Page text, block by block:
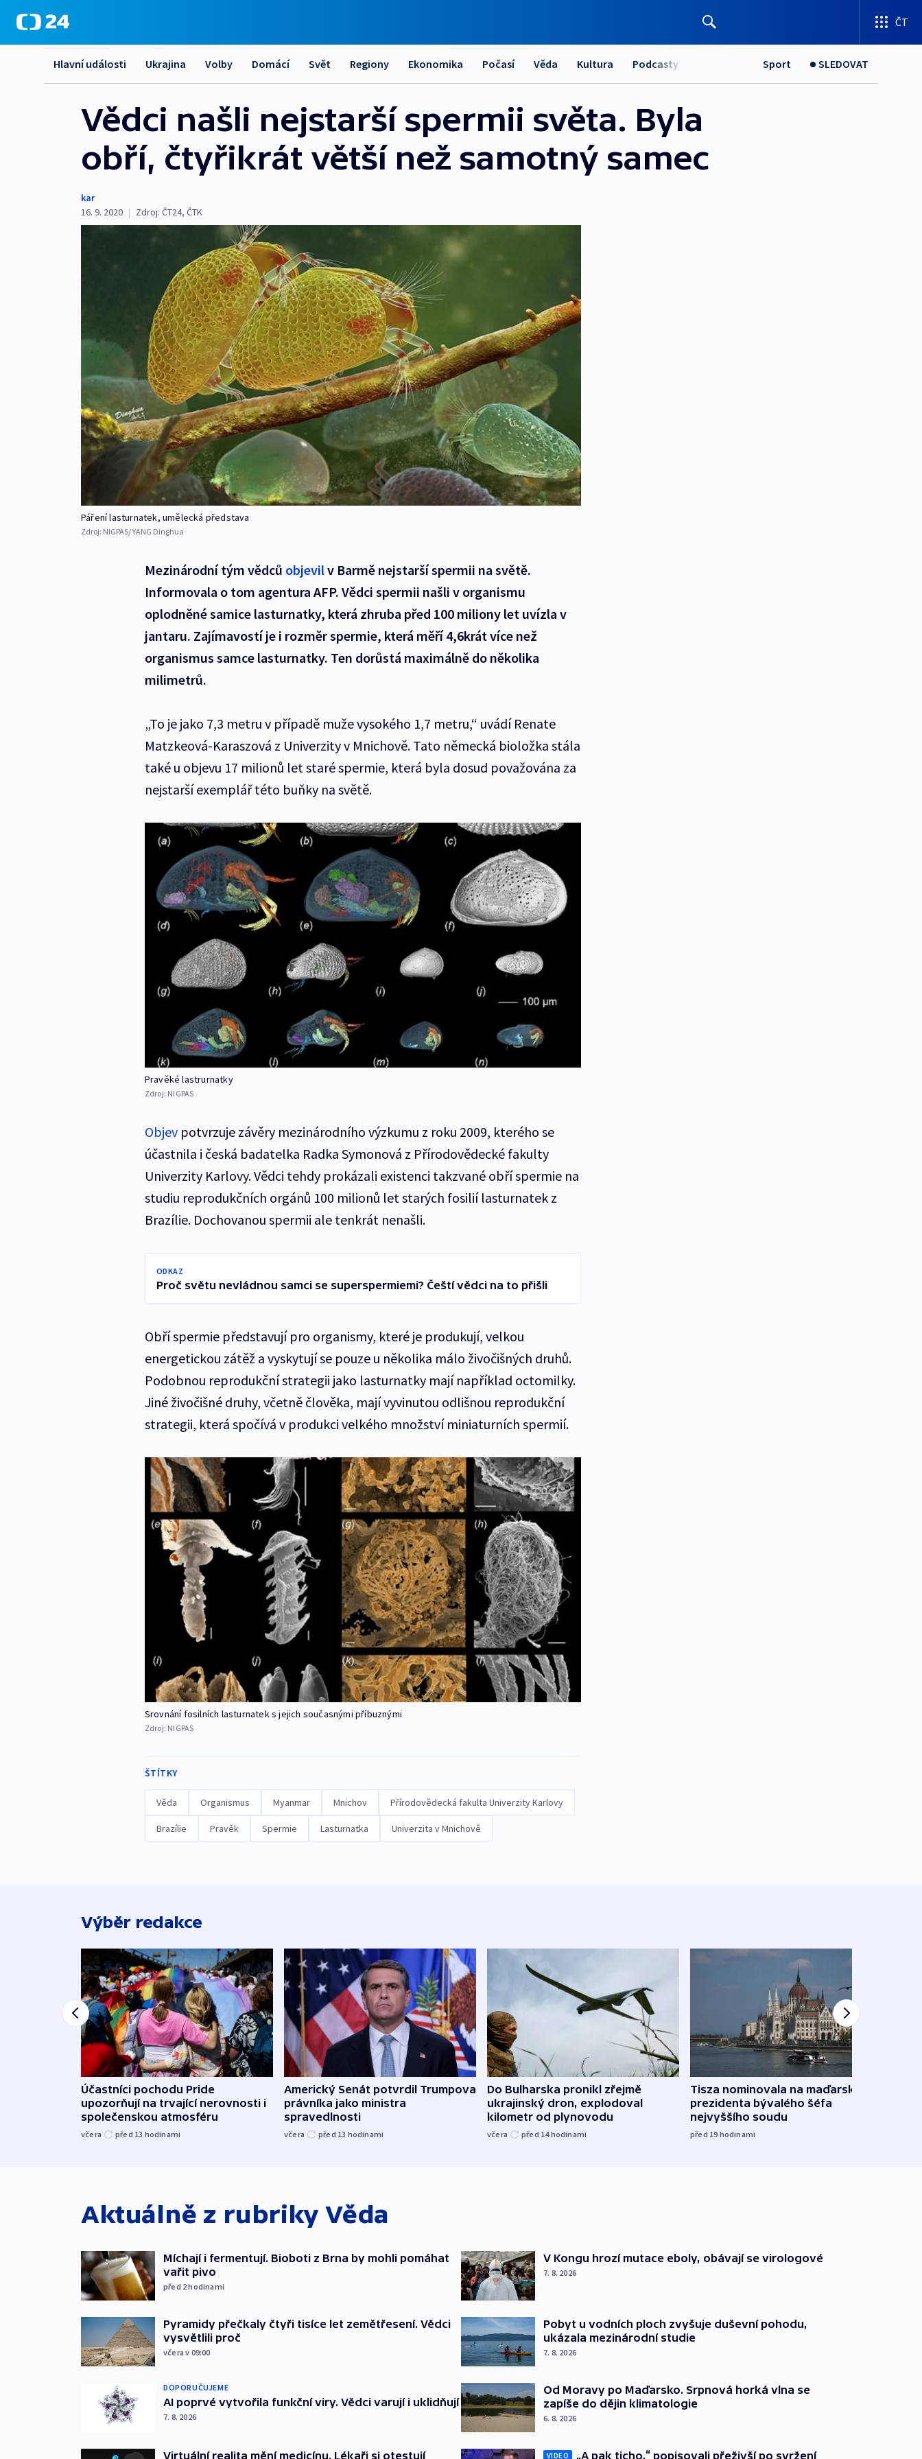
ČT
Hlavní události Ukrajina Volby Domácí Svět Regiony Ekonomika Počasí Věda Kultura Podcasty Sport SLEDOVAT
Vědci našli nejstarší spermii světa. Byla
obří, čtyřikrát větší než samotný samec
kar
16. 9. 2020 | Zdroj: ČT24, ČTK
Páření lasturnatek, umělecká představa
Zdroj: NIGPAS/ YANG Dinghua
Mezinárodní tým vědců objevilv Barmě nejstarší spermii na světě.
Informovala o tom agentura AFP. Vědci spermii našli v organismu
oplodněné samice lasturnatky, která zhruba před 100 miliony let uvízla v
jantaru. Zajímavostí je i rozměr spermie, která měří 4,6krát více než
organismus samce lasturnatky. Ten dorůstá maximálně do několika
milimetrů.
„To je jako 7,3 metru v případě muže vysokého 1,7 metru,“ uvádí Renate
Matzkeová-Karaszová z Univerzity v Mnichově. Tato německá bioložka stála
také u objevu 17 milionů let staré spermie, která byla dosud považována za
nejstarší exemplář této buňky na světě.
Pravěké lastrurnatky
Zdroj: NIGPAS
Objevpotvrzuje závěry mezinárodního výzkumu z roku 2009, kterého se
účastnila i česká badatelka Radka Symonová z Přírodovědecké fakulty
Univerzity Karlovy. Vědci tehdy prokázali existenci takzvané obří spermie na
studiu reprodukčních orgánů 100 milionů let starých fosilií lasturnatek z
Brazílie. Dochovanou spermii ale tenkrát nenašli.
ODKAZ
Proč světu nevládnou samci se superspermiemi? Čeští vědci na to přišli
Obří spermie představují pro organismy, které je produkují, velkou
energetickou zátěž a vyskytují se pouze u několika málo živočišných druhů.
Podobnou reprodukční strategii jako lasturnatky mají například octomilky.
Jiné živočišné druhy, včetně člověka, mají vyvinutou odlišnou reprodukční
strategii, která spočívá v produkci velkého množství miniaturních spermií.
Srovnání fosilních lasturnatek s jejich současnými příbuznými
Zdroj: NIGPAS
ŠTÍTKY
Věda Organismus Myanmar Mnichov Přírodovědecká fakulta Univerzity Karlovy
Brazílie Pravěk Spermie Lasturnatka Univerzita v Mnichově
Výběr redakce
Účastníci pochodu Pride
upozorňují na trvající nerovnosti i
společenskou atmosféru
včera před 13 hodinami
Americký Senát potvrdil Trumpova
právníka jako ministra
spravedlnosti
včera před 13 hodinami
Do Bulharska pronikl zřejmě
ukrajinský dron, explodoval
kilometr od plynovodu
včera před 14hodinami
Tisza nominovala na maďarského
prezidenta bývalého šéfa
nejvyššího soudu
před 19 hodinami
Aktuálně z rubrikyVěda
Míchají i fermentují. Bioboti z Brna by mohli pomáhat
vařit pivo
před 2hodinami
Pyramidy přečkaly čtyři tisíce let zemětřesení. Vědci
vysvětlili proč
včera v 09:00
DOPORUČUJEME
AI poprvé vytvořila funkční viry. Vědci varují i uklidňují
7. 8. 2026
Virtuální realita mění medicínu. Lékaři si otestují
V Kongu hrozí mutace eboly, obávají se virologové
7. 8. 2026
Pobyt u vodních ploch zvyšuje duševní pohodu,
ukázala mezinárodní studie
7. 8. 2026
Od Moravy po Maďarsko. Srpnová horká vlna se
zapíše do dějin klimatologie
6. 8. 2026
VIDEO „A pak ticho,“ popisovali přeživší po svržení